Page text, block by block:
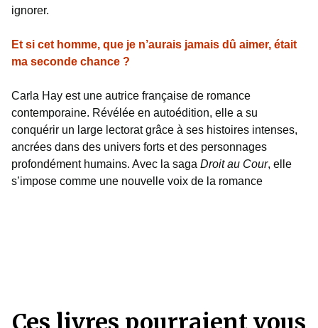
ignorer.
Et si cet homme, que je n’aurais jamais dû aimer, était
ma seconde chance ?
Carla Hay est une autrice française de romance
contemporaine. Révélée en autoédition, elle a su
conquérir un large lectorat grâce à ses histoires intenses,
ancrées dans des univers forts et des personnages
profondément humains. Avec la saga Droit au Cour, elle
s’impose comme une nouvelle voix de la romance